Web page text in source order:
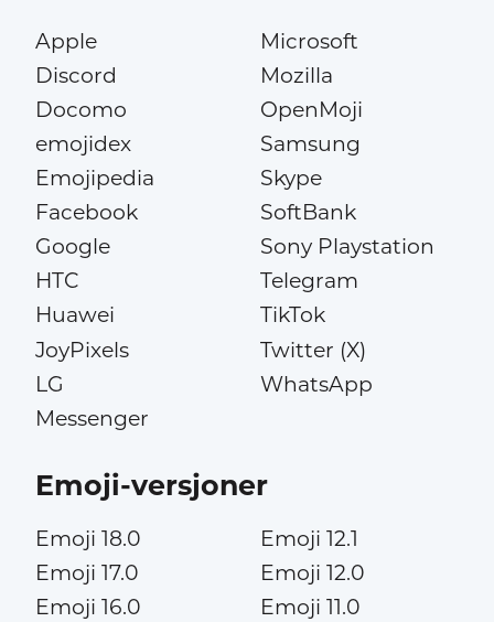
Apple
Discord
Docomo
emojidex
Emojipedia
Facebook
Google
HTC
Huawei
JoyPixels
LG
Messenger
Microsoft
Mozilla
OpenMoji
Samsung
Skype
SoftBank
Sony Playstation
Telegram
TikTok
Twitter (X)
WhatsApp
Emoji-versjoner
Emoji 18.0
Emoji 17.0
Emoji 16.0
Emoji 12.1
Emoji 12.0
Emoji 11.0